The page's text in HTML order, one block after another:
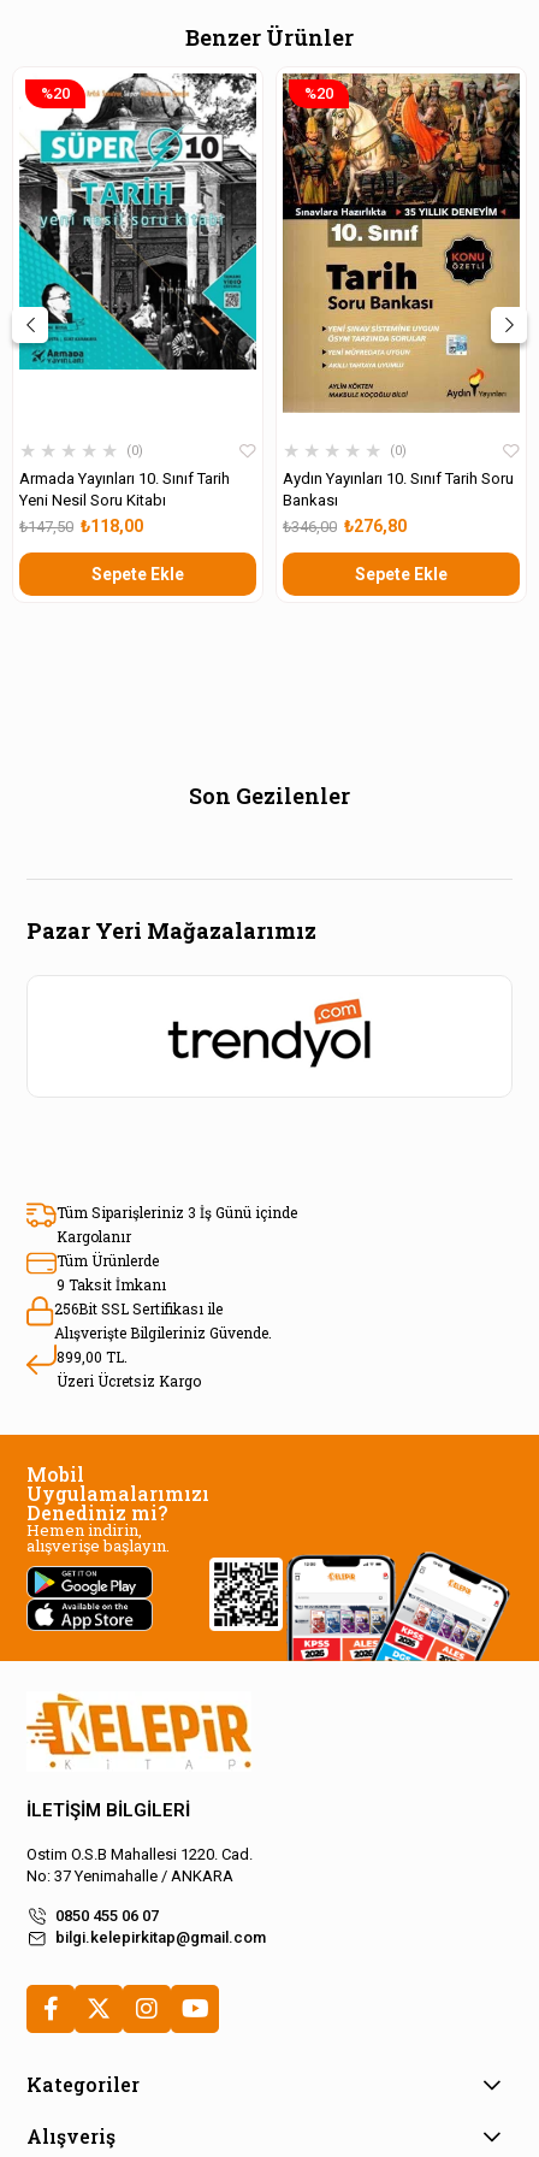
Benzer Ürünler
★ ★ ★ ★ ★ 0
Armada Yayınları 10. Sınıf Tarih
Yeni Nesil Soru Kitabı
₺118,00
₺147,50
Sepete Ekle
%20
★ ★ ★ ★ ★ 0
Aydın Yayınları 10. Sınıf Tarih Soru
Bankası
₺276,80
₺346,00
Sepete Ekle
%20
Son Gezilenler
Pazar Yeri Mağazalarımız
Tüm Siparişleriniz 3 İş Günü içinde
Kargolanır
Tüm Ürünlerde
9 Taksit İmkanı
256Bit SSL Sertifikası ile
Alışverişte Bilgileriniz Güvende.
899,00 TL.
Üzeri Ücretsiz Kargo
Mobil
Uygulamalarımızı
Denediniz mi?
Hemen indirin,
alışverişe başlayın.
İLETİŞİM BİLGİLERİ
Ostim O.S.B Mahallesi 1220. Cad.
No: 37 Yenimahalle / ANKARA
0850 455 06 07
bilgi.kelepirkitap@gmail.com
Kategoriler
Alışveriş